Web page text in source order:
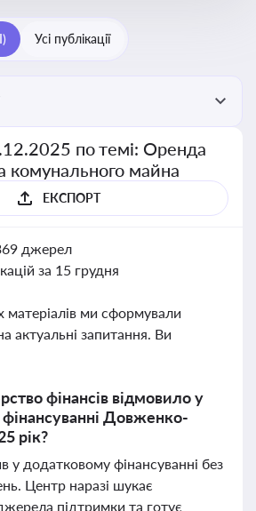
Усі публікації
по темі: Оренда
комунального майна
ЕКСПОРТ
джерел
за 15 грудня
матеріалів ми сформували
актуальні запитання. Ви
фінансів відмовило у
Довженко-
рік?
у додатковому фінансуванні без
Центр наразі шукає
підтримки та готує